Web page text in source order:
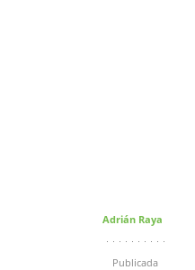
Adrián Raya
Publicada